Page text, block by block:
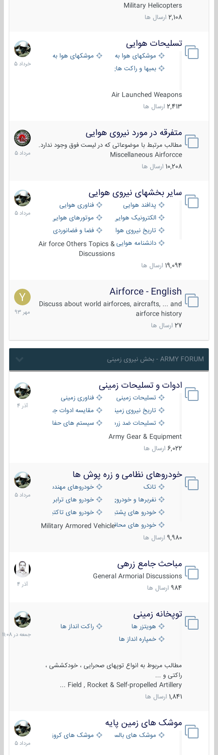
Military Helicopters
2,108 ارسال ها
تسلیحات هوایی
موشکهای هوا به هوا
موشکهای هوا به سطح
بمبها و راکت های هوایی
Air Launched Weapons
2,413 ارسال ها
30
خرداد
1405
متفرقه در مورد نیروی هوایی
مطالب مرتبط با موضوعاتی که در لیست فوق وجود ندارد.
Miscellaneous Airforcce
10,208 ارسال ها
7
مرداد
1405
سایر بخشهای نیروی هوایی
پدافند هوایی
فناوری هوایی
الکترونیک هوایی
موتورهای هوایی
تاریخ نیروی هوایی
فضا و فضانوردی
دانشنامه هواییAir force Others Topics &
Discussions
19,094 ارسال ها
2
مرداد
1405
Airforce - English
Discuss about world airforces, aircrafts, ... and
airforce history
27 ارسال ها
15
مهر
1393
ARMY FORUM - بخش نیروی زمینی
ادوات و تسلیحات زمینی
تسلیحات زمینی
فناوری زمینی
تاریخ نیروی زمینی
مقایسه ادوات جنگی
تسلیحات ضد زره
سیستم های حفاظت فعال
Army Gear & Equipment
6,022 ارسال ها
21
آذر
1404
خودروهای نظامی و زره پوش ها
تانک
خودروهای مهندسی
نفربرها و خودروی های رزمی پیاده نظام
خودرو های ترابری نظامی
خودرو های پشتیبانی آتش ، شناسایی و ضد تانک
خودرو های تاکتیکی نظامی
خودرو های محافظت شدهMilitary Armored Vehicle
9,980 ارسال ها
2
مرداد
1405
مباحث جامع زرهی
General Armorial Discussions
984 ارسال ها
7
آذر
1404
توپخانه زمینی
هویتزر ها
راکت انداز ها
خمپاره انداز ها
مطالب مربوط به انواع توپهای صحرایی ، خودکششی ،
راکتی و ...
Field , Rocket & Self-propelled Artillery ...
1,841 ارسال ها
جمعه
در
11:08
موشک های زمین پایه
موشک های بالستیک موشک های کروز
2
مرداد
1405